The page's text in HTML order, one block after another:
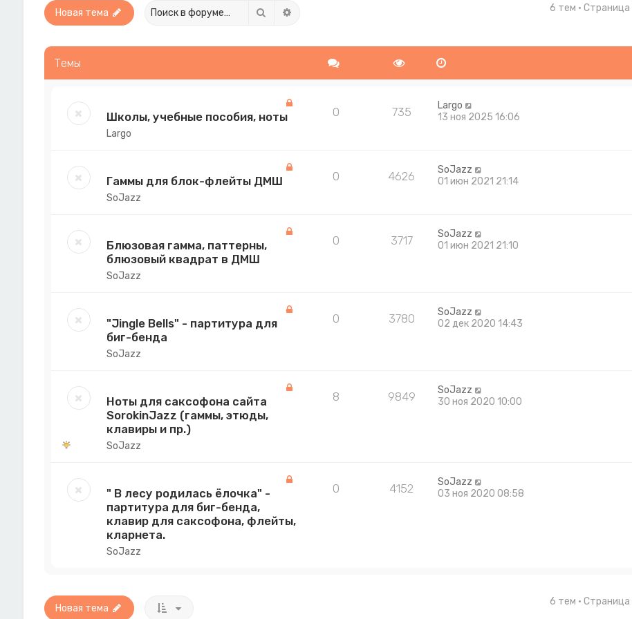
Новая тема Поиск 6 тем • Страница
Темы
Школы, учебные пособия, ноты
Largo
0 735
Largo
13 ноя 2025 16:06
Гаммы для блок-флейты ДМШ
SoJazz
0 4626
SoJazz
01 июн 2021 21:14
Блюзовая гамма, паттерны,
блюзовый квадрат в ДМШ
SoJazz
0 3717
SoJazz
01 июн 2021 21:10
"Jingle Bells" - партитура для
биг-бенда
SoJazz
0 3780
SoJazz
02 дек 2020 14:43
Ноты для саксофона сайта
SorokinJazz (гаммы, этюды,
клавиры и пр.)
SoJazz
8 9849
SoJazz
30 ноя 2020 10:00
" В лесу родилась ёлочка" -
партитура для биг-бенда,
клавир для саксофона, флейты,
кларнета.
SoJazz
0 4152
SoJazz
03 ноя 2020 08:58
Новая тема
6 тем • Страница